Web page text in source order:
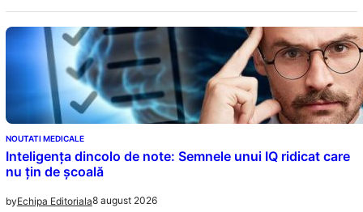
NOUTATI MEDICALE
Inteligența dincolo de note: Semnele unui IQ ridicat care
nu țin de școală
byEchipa Editoriala8 august 2026